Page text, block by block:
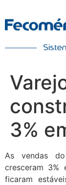
3%
As vendas
cresceram 3%
ficaram